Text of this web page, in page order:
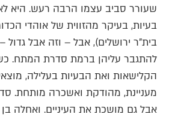
שעורר סביב עצמו הרבה רעש. היא
בעיות, בעיקר מהזווית של אוהדי
בית"ר ירושלים), אבל – וזה אבל גדול
להתגבר עליהן ברמת סדרת המתח.
הקלישאות ואת הבעיות בעלילה,
מעניינת, מהודקת ואשכרה מותחת.
אבל גם מושכת את העיניים. ואחלה בן